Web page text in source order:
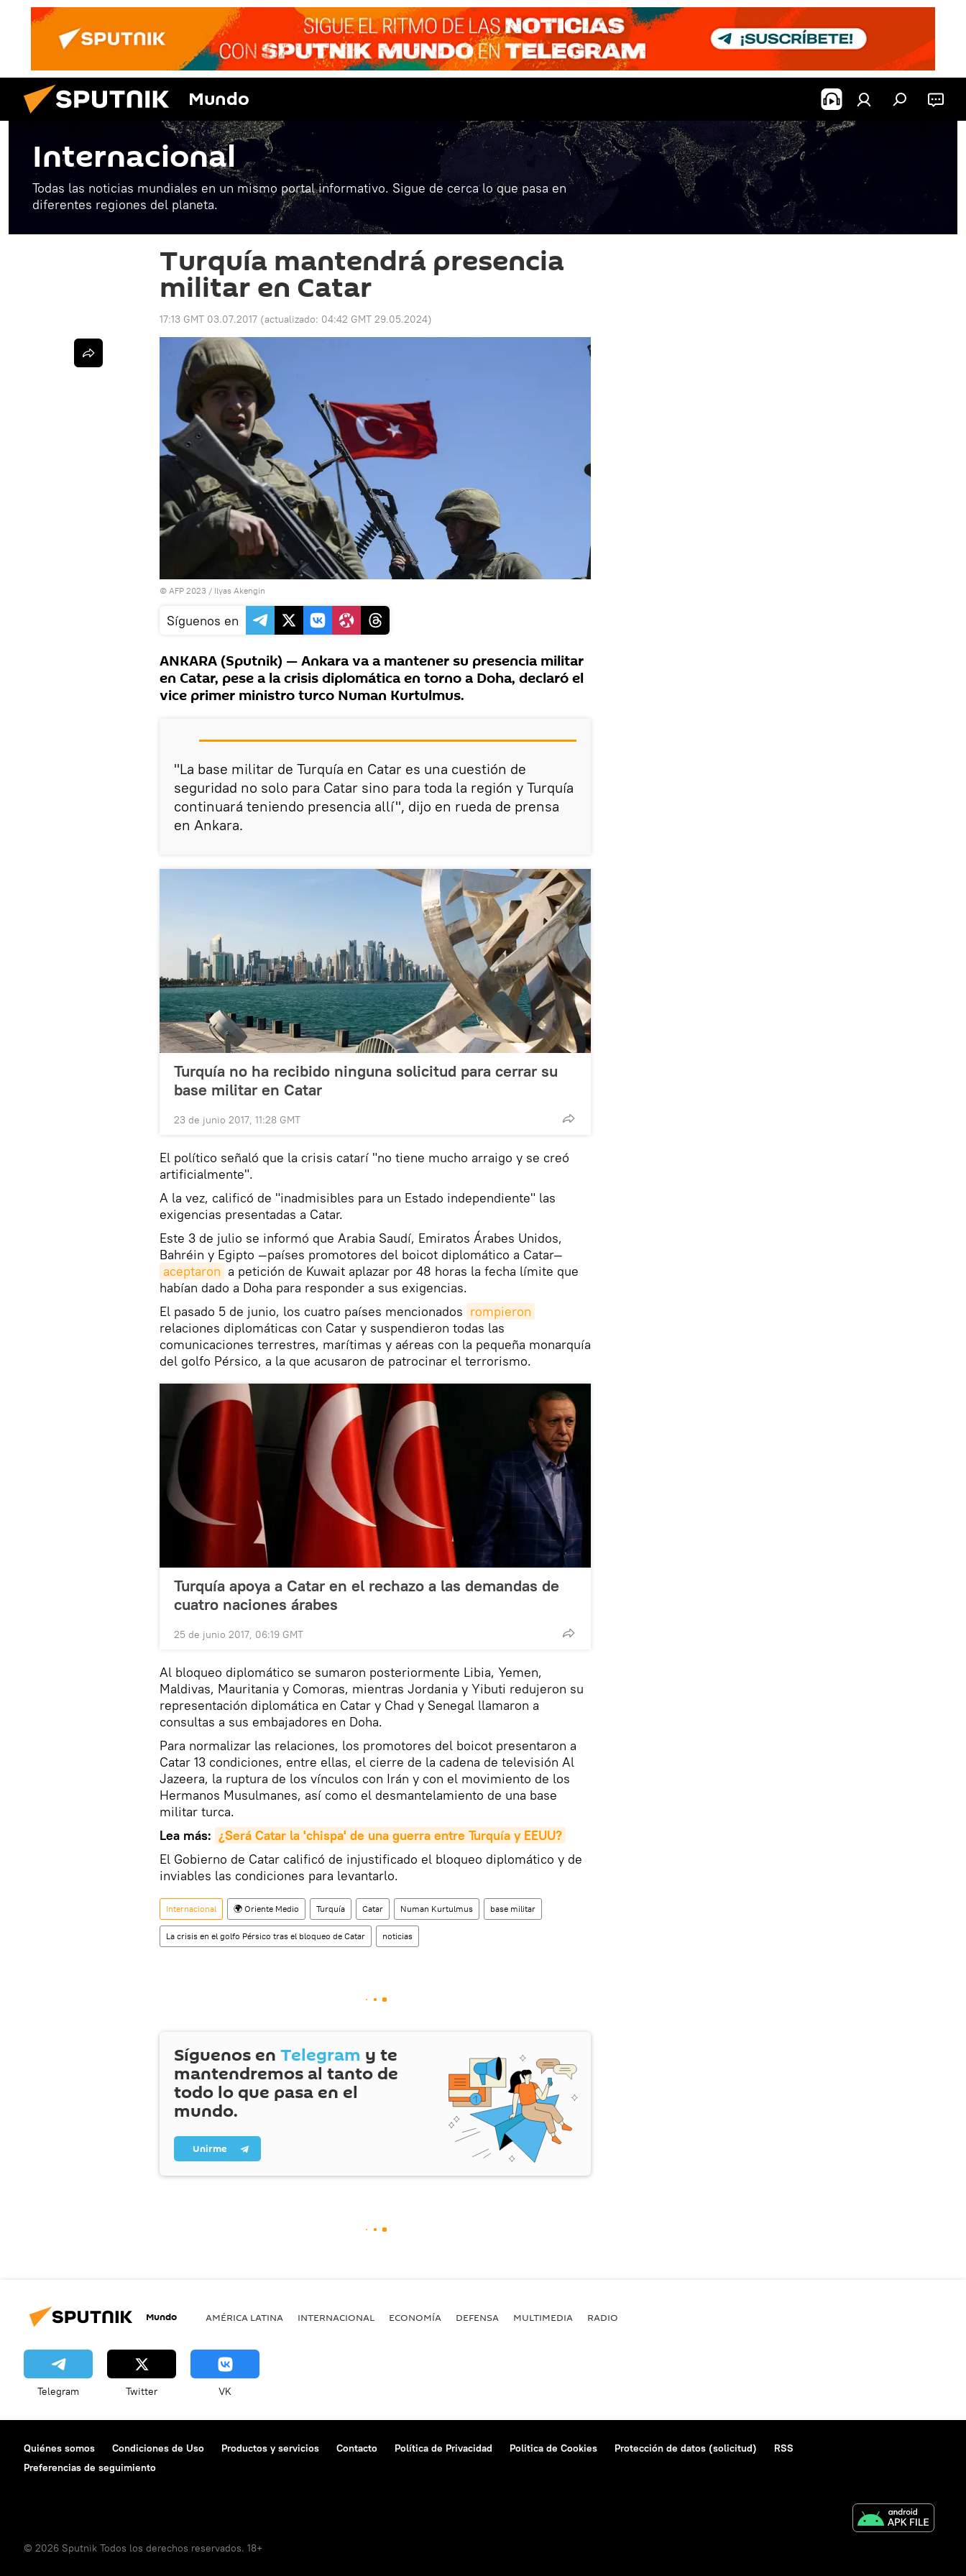
Mundo
Internacional
Todas las noticias mundiales en un mismo portal informativo. Sigue de cerca lo que pasa en
diferentes regiones del planeta.
Turquía mantendrá presencia
militar en Catar
17:13 GMT 03.07.2017 (actualizado: 04:42 GMT 29.05.2024)
© AFP 2023 / Ilyas Akengin
Síguenos en
ANKARA (Sputnik) — Ankara va a mantener su presencia militar
en Catar, pese a la crisis diplomática en torno a Doha, declaró el
vice primer ministro turco Numan Kurtulmus.
"La base militar de Turquía en Catar es una cuestión de
seguridad no solo para Catar sino para toda la región y Turquía
continuará teniendo presencia allí", dijo en rueda de prensa
en Ankara.
Turquía no ha recibido ninguna solicitud para cerrar su
base militar en Catar
23 de junio 2017, 11:28 GMT
El político señaló que la crisis catarí "no tiene mucho arraigo y se creó
artificialmente".
A la vez, calificó de "inadmisibles para un Estado independiente" las
exigencias presentadas a Catar.
Este 3 de julio se informó que Arabia Saudí, Emiratos Árabes Unidos,
Bahréin y Egipto —países promotores del boicot diplomático a Catar—
aceptaron a petición de Kuwait aplazar por 48 horas la fecha límite que
habían dado a Doha para responder a sus exigencias.
El pasado 5 de junio, los cuatro países mencionados rompieron
relaciones diplomáticas con Catar y suspendieron todas las
comunicaciones terrestres, marítimas y aéreas con la pequeña monarquía
del golfo Pérsico, a la que acusaron de patrocinar el terrorismo.
Turquía apoya a Catar en el rechazo a las demandas de
cuatro naciones árabes
25 de junio 2017, 06:19 GMT
Al bloqueo diplomático se sumaron posteriormente Libia, Yemen,
Maldivas, Mauritania y Comoras, mientras Jordania y Yibuti redujeron su
representación diplomática en Catar y Chad y Senegal llamaron a
consultas a sus embajadores en Doha.
Para normalizar las relaciones, los promotores del boicot presentaron a
Catar 13 condiciones, entre ellas, el cierre de la cadena de televisión Al
Jazeera, la ruptura de los vínculos con Irán y con el movimiento de los
Hermanos Musulmanes, así como el desmantelamiento de una base
militar turca.
Lea más: ¿Será Catar la 'chispa' de una guerra entre Turquía y EEUU?
El Gobierno de Catar calificó de injustificado el bloqueo diplomático y de
inviables las condiciones para levantarlo.
Internacional 🌍 Oriente Medio Turquía Catar Numan Kurtulmus base militar
La crisis en el golfo Pérsico tras el bloqueo de Catar noticias
Síguenos en Telegram y te
mantendremos al tanto de
todo lo que pasa en el
mundo.
Unirme
Mundo AMÉRICA LATINA INTERNACIONAL ECONOMÍA DEFENSA MULTIMEDIA RADIO
Telegram Twitter VK
Quiénes somos Condiciones de Uso Productos y servicios Contacto Política de Privacidad Politica de Cookies Protección de datos (solicitud)
RSS
Preferencias de seguimiento
© 2026 Sputnik Todos los derechos reservados. 18+